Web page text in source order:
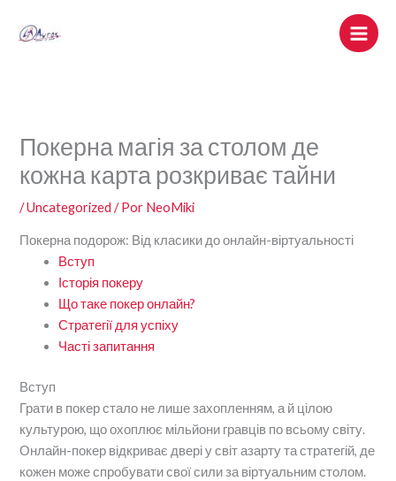
Покерна магія за столом де
кожна карта розкриває тайни
/Uncategorized / Por NeoMiki
Покерна подорож: Від класики до онлайн-віртуальності
Вступ
Історія покеру
Що таке покер онлайн?
Стратегії для успіху
Часті запитання
Вступ
Грати в покер стало не лише захопленням, а й цілою
культурою, що охоплює мільйони гравців по всьому світу.
Онлайн-покер відкриває двері у світ азарту та стратегій, де
кожен може спробувати свої сили за віртуальним столом.